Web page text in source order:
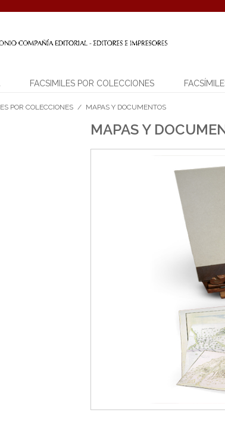
FACSIMILES POR COLECCIONES
POR COLECCIONES / MAPAS Y DOCUMENTOS
MAPAS Y